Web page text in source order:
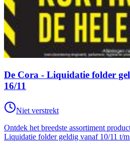
De Cora - Liquidatie folder
16/11
Niet verstrekt
Ontdek het breedste assortiment
Liquidatie folder geldig vanaf 10/11 t/